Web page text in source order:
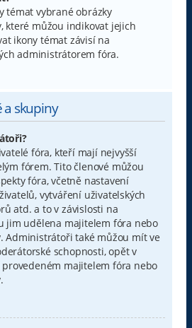
témat vybrané obrázky
které můžou indikovat jejich
ikony témat závisí na
administrátorem fóra.
a skupiny
fóra, kteří mají nejvyšší
fórem. Tito členové můžou
fóra, včetně nastavení
vytváření uživatelských
atd. a to v závislosti na
jim udělena majitelem fóra nebo
Administrátoři také můžou mít ve
schopnosti, opět v
majitelem fóra nebo